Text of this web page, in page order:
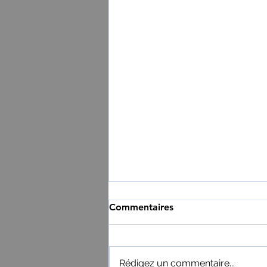
Commentaires
Rédigez un commentaire...